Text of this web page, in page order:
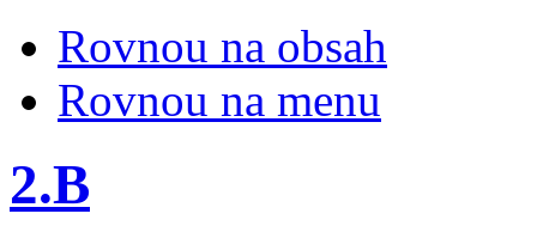
Rovnou na obsah
Rovnou na menu
2.B